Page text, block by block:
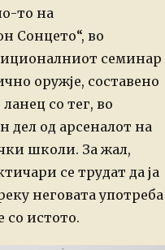
то на
Сонцето“, во
семинар
оружје, составено
со тег, во
дел од арсеналот на
школи. За жал,
се трудат да ја
неговата употреба
со истото.